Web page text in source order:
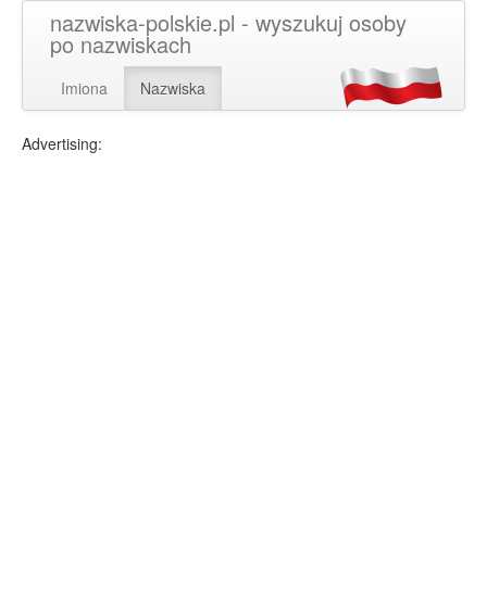
nazwiska-polskie.pl - wyszukuj osoby
po nazwiskach
Imiona Nazwiska
Advertising: